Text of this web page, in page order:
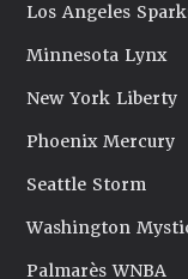
Los Angeles
Minnesota Lynx
New York Liberty
Phoenix Mercury
Seattle Storm
Washington
Palmarès WNBA